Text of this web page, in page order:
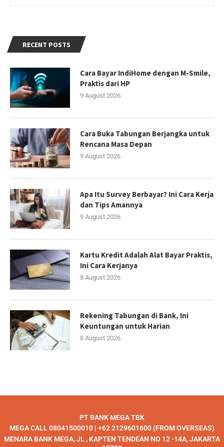
RECENT POSTS
Cara Bayar IndiHome dengan M-Smile,
Praktis dari HP
9 August 2026
Cara Buka Tabungan Berjangka untuk
Rencana Masa Depan
9 August 2026
Apa Itu Survey Berbayar? Ini Cara Kerja
dan Tips Amannya
9 August 2026
Kartu Kredit Adalah Alat Bayar Praktis,
Ini Cara Kerjanya
8 August 2026
Rekening Tabungan di Bank, Ini
Keuntungan untuk Harian
8 August 2026
PT BANK MEGA TBK
MEGA CALL 08041500010 | +62 2129601600 (FROM OVERSEAS)
MENARA BANK MEGA, JL , KAPTEN TENDEAN NO 12 -14A, JAKARTA